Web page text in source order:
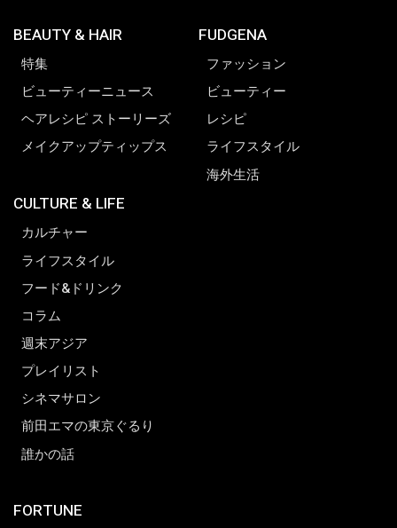
BEAUTY & HAIR
特集
ビューティーニュース
ヘアレシピ ストーリーズ
メイクアップティップス
CULTURE & LIFE
カルチャー
ライフスタイル
フード&ドリンク
コラム
週末アジア
プレイリスト
シネマサロン
前田エマの東京ぐるり
誰かの話
FUDGENA
ファッション
ビューティー
レシピ
ライフスタイル
海外生活
FORTUNE